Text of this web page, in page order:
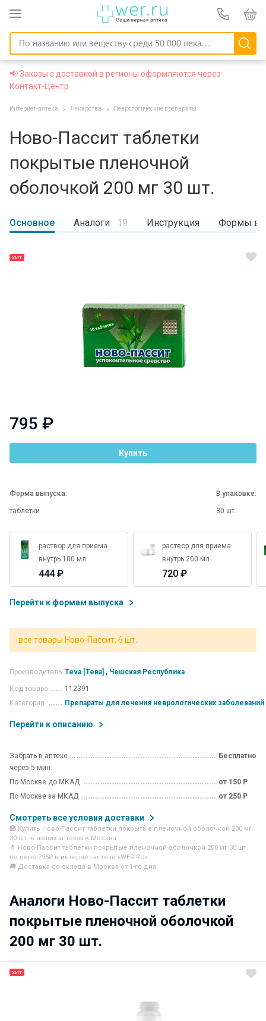
📢 Заказы с доставкой в регионы оформляются через
Контакт-Центр
Интернет-аптека Лекарства Неврологические препараты
Ново-Пассит таблетки
покрытые пленочной
оболочкой 200 мг 30 шт.
Основное Аналоги 19 Инструкция Формы
ХИТ
795 ₽
Купить
Форма выпуска:
таблетки
В упаковке:
30 шт.
раствор для приема
внутрь 100 мл
444 ₽
раствор для приема
внутрь 200 мл
720 ₽
Перейти к формам выпуска
все товары Ново-Пассит, 6 шт.
Производитель Teva [Тева] , Чешская Республика
Код товара
112391
Категория
Препараты для лечения неврологических заболеваний
Перейти к описанию
Забрать в аптеке
через 5 мин.
Бесплатно
По Москве до МКАД
от 150 Р
По Москве за МКАД
от 250 Р
Смотреть все условия доставки
🏥 Купить Ново-Пассит таблетки покрытые пленочной оболочкой 200 мг
30 шт. в наших аптеках в Москва
💊 Ново-Пассит таблетки покрытые пленочной оболочкой 200 мг 30 шт.
по цене 795₽ в интернет-аптеке «WER.RU»
🚚 Доставка со склада в Москва от 1-го дня
Аналоги Ново-Пассит таблетки
покрытые пленочной оболочкой
200 мг 30 шт.
ХИТ